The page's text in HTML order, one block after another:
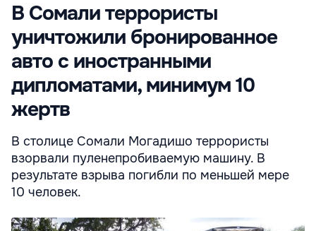
В Сомали террористы
уничтожили бронированное
авто с иностранными
дипломатами, минимум 10
жертв
В столице Сомали Могадишо террористы
взорвали пуленепробиваемую машину. В
результате взрыва погибли по меньшей мере
10 человек.